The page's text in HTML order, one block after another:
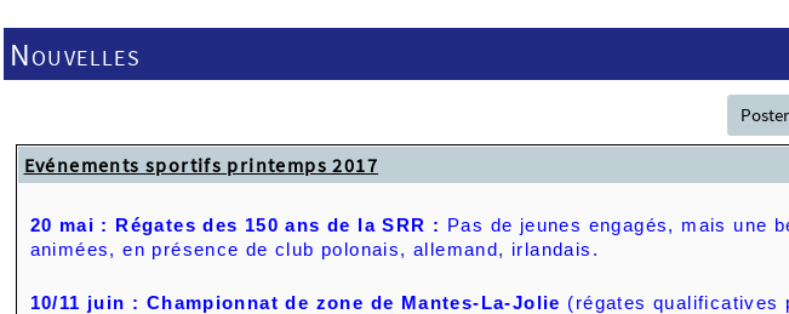
Nouvelles
Evénements sportifs printemps 2017
20 mai : Régates des 150 ans de la SRR : Pas de jeunes engagés, mais une
animées, en présence de club polonais, allemand, irlandais.
10/11 juin : Championnat de zone de Mantes-La-Jolie (régates qualificatives